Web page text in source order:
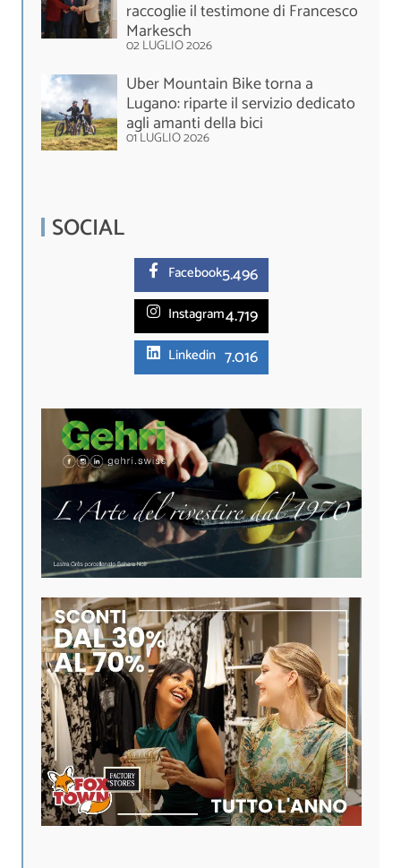
raccoglie il testimone di Francesco
Markesch
02 LUGLIO 2026
Uber Mountain Bike torna a
Lugano: riparte il servizio dedicato
agli amanti della bici
01 LUGLIO 2026
SOCIAL
Facebook5.496
Instagram4.719
Linkedin 7.016